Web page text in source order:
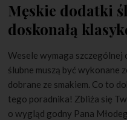
Męskie dodatki
doskonałą
Wesele wymaga
ślubne muszą być wykonane
dobrane ze smakiem. Co to
tego poradnika! Zbliża się
o wygląd godny Pana